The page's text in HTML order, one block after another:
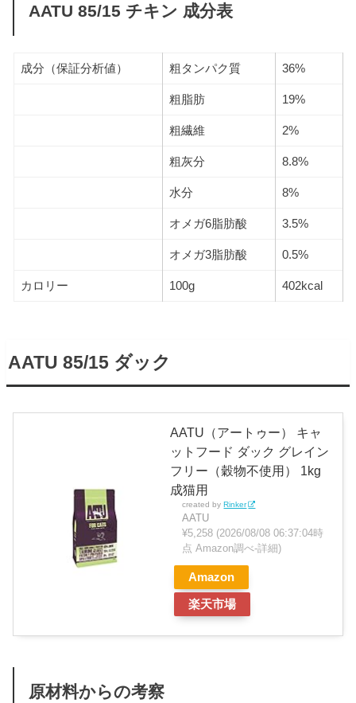
AATU 85/15 チキン 成分表
成分（保証分析値） 粗タンパク質 36%
粗脂肪 19%
粗繊維 2%
粗灰分 8.8%
水分 8%
オメガ6脂肪酸 3.5%
オメガ3脂肪酸 0.5%
カロリー 100g 402kcal
AATU 85/15 ダック
AATU（アートゥー） キャ
ットフード ダック グレイン
フリー（穀物不使用） 1kg
成猫用
created by Rinker
AATU
¥5,258 (2026/08/08 06:37:04時
点 Amazon調べ-詳細)
Amazon
楽天市場
原材料からの考察